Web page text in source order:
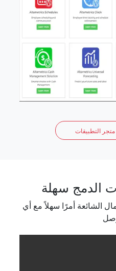
الدمج سهلة
الشائعة أمرًا سهلاً مع أي